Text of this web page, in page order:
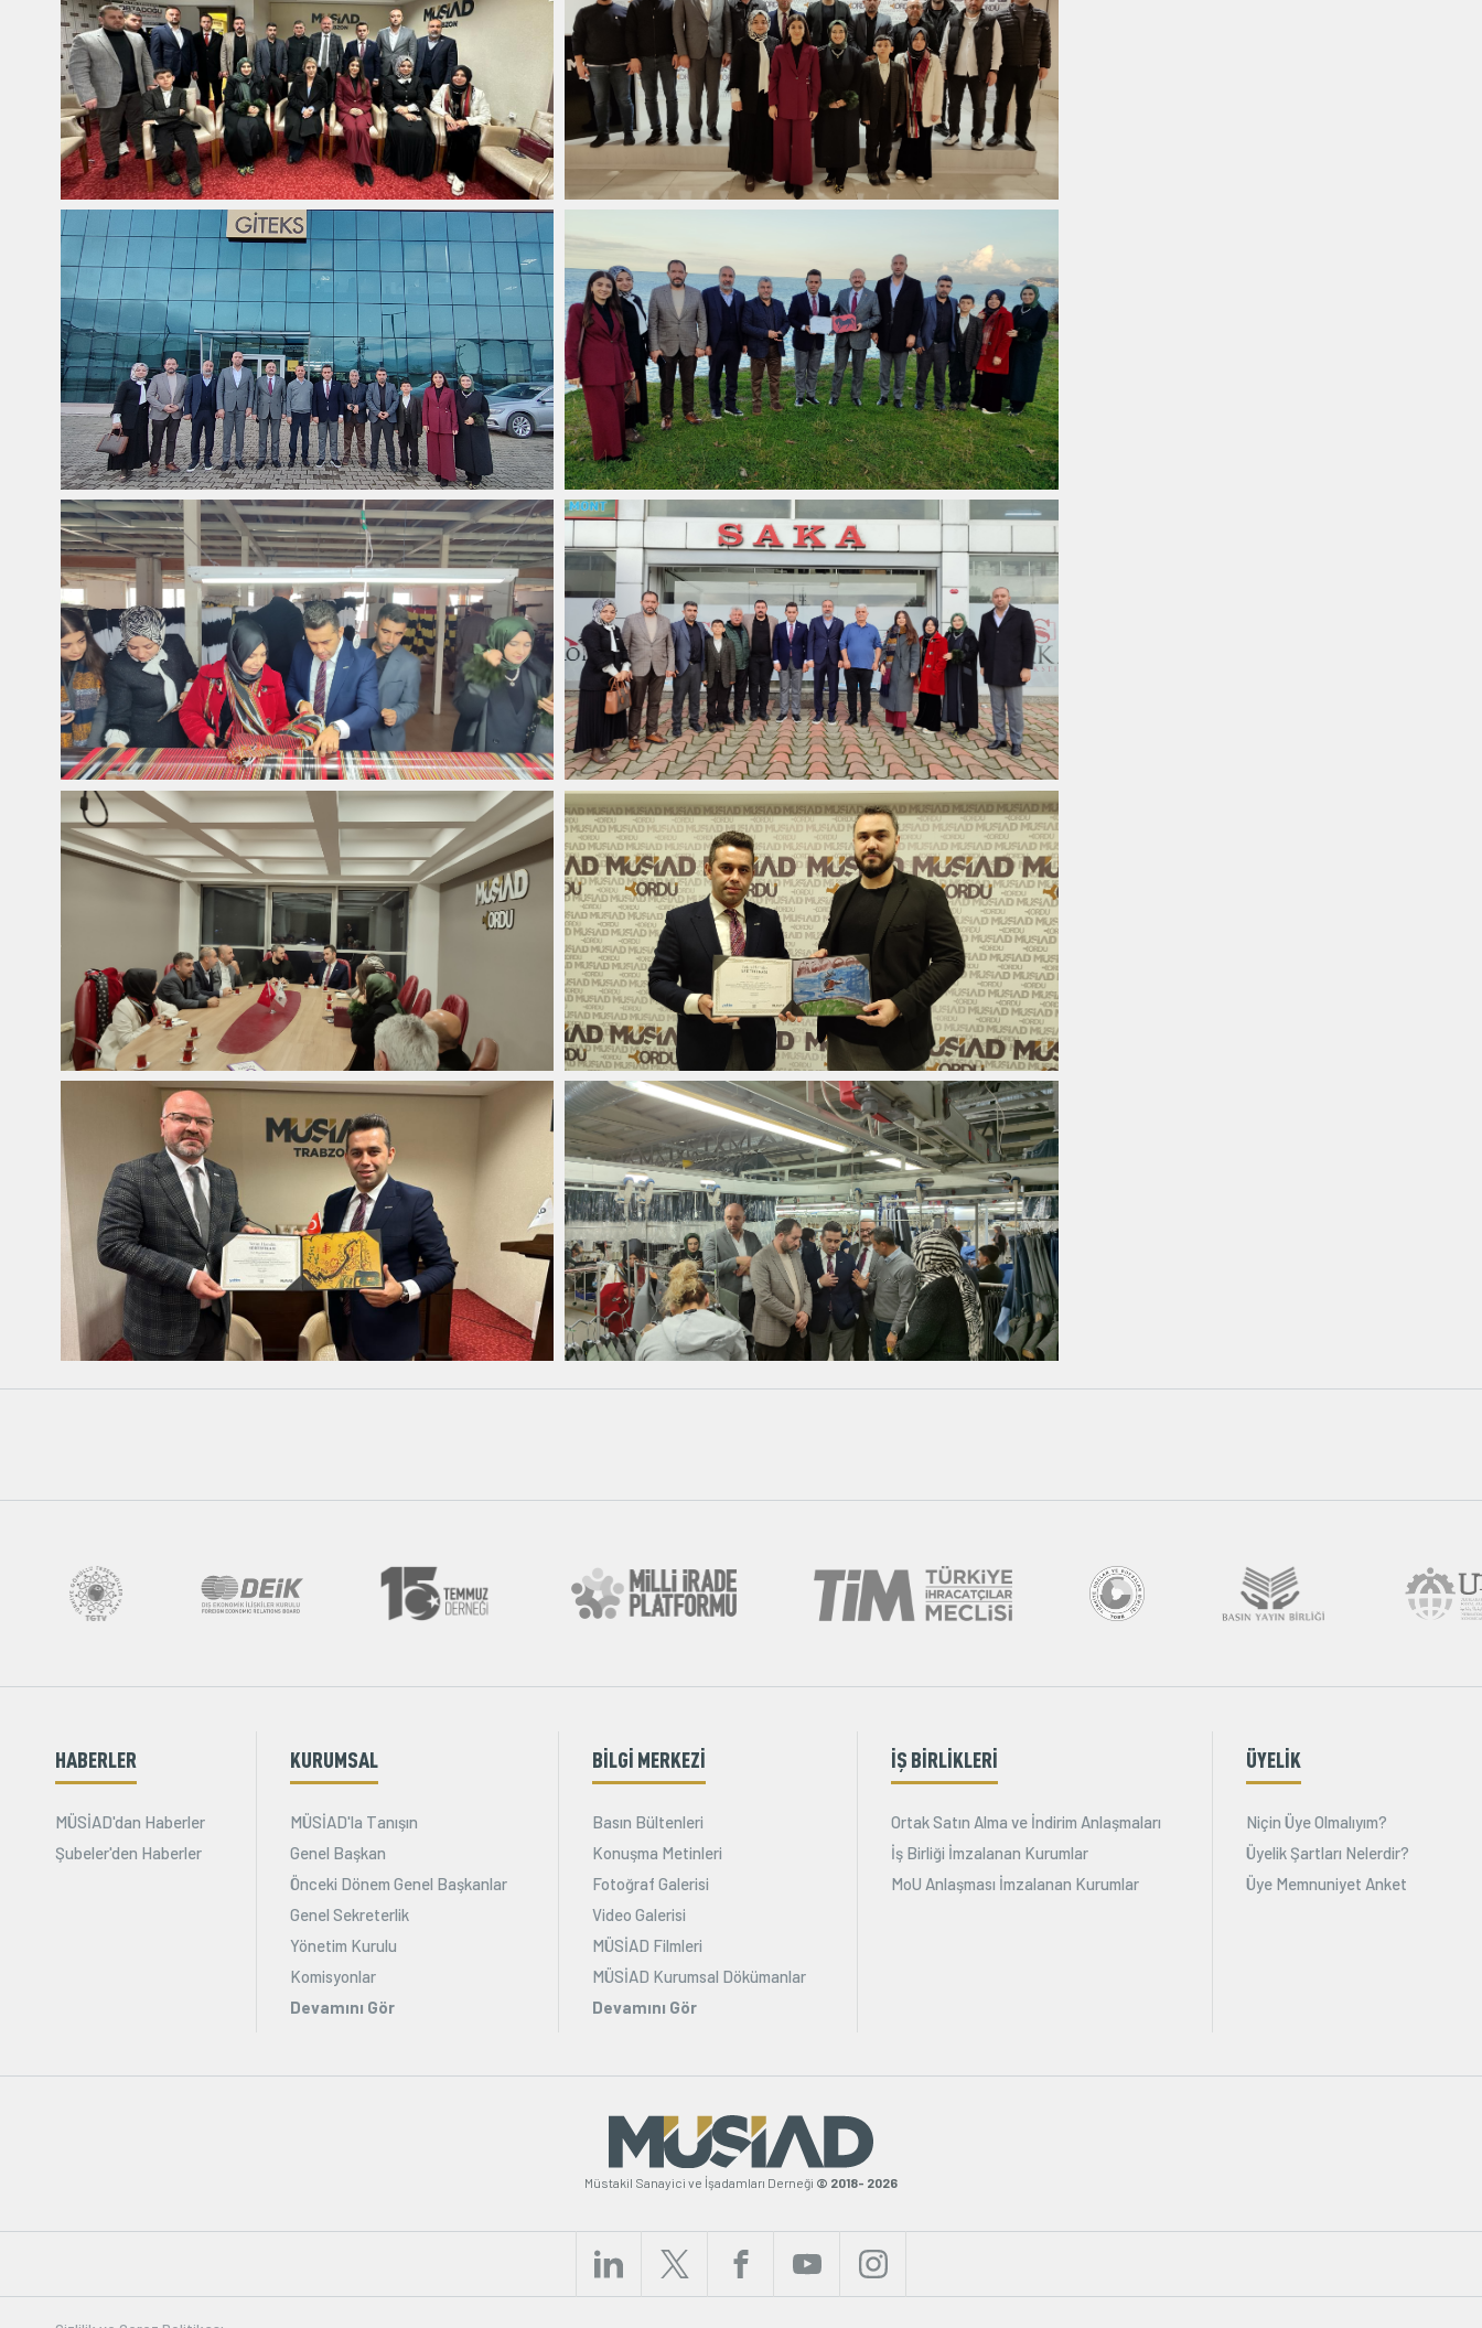
HABERLER
MÜSİAD'dan Haberler
Şubeler'den Haberler
KURUMSAL
MÜSİAD'la Tanışın
Genel Başkan
Önceki Dönem Genel Başkanlar
Genel Sekreterlik
Yönetim Kurulu
Komisyonlar
Devamını Gör
BİLGİ MERKEZİ
Basın Bültenleri
Konuşma Metinleri
Fotoğraf Galerisi
Video Galerisi
MÜSİAD Filmleri
MÜSİAD Kurumsal Dökümanlar
Devamını Gör
İŞ BİRLİKLERİ
Ortak Satın Alma ve İndirim Anlaşmaları
İş Birliği İmzalanan Kurumlar
MoU Anlaşması İmzalanan Kurumlar
ÜYELİK
Niçin Üye Olmalıyım?
Üyelik Şartları Nelerdir?
Üye Memnuniyet Anket
Müstakil Sanayici ve İşadamları Derneği © 2018- 2026